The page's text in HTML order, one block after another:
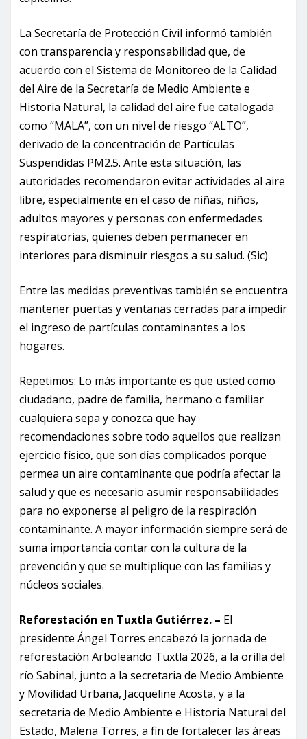
La Secretaría de Protección Civil informó también
con transparencia y responsabilidad que, de
acuerdo con el Sistema de Monitoreo de la Calidad
del Aire de la Secretaría de Medio Ambiente e
Historia Natural, la calidad del aire fue catalogada
como “MALA”, con un nivel de riesgo “ALTO”,
derivado de la concentración de Partículas
Suspendidas PM2.5. Ante esta situación, las
autoridades recomendaron evitar actividades al aire
libre, especialmente en el caso de niñas, niños,
adultos mayores y personas con enfermedades
respiratorias, quienes deben permanecer en
interiores para disminuir riesgos a su salud. (Sic)
Entre las medidas preventivas también se encuentra
mantener puertas y ventanas cerradas para impedir
el ingreso de partículas contaminantes a los
hogares.
Repetimos: Lo más importante es que usted como
ciudadano, padre de familia, hermano o familiar
cualquiera sepa y conozca que hay
recomendaciones sobre todo aquellos que realizan
ejercicio físico, que son días complicados porque
permea un aire contaminante que podría afectar la
salud y que es necesario asumir responsabilidades
para no exponerse al peligro de la respiración
contaminante. A mayor información siempre será de
suma importancia contar con la cultura de la
prevención y que se multiplique con las familias y
núcleos sociales.
Reforestación en Tuxtla Gutiérrez. – El
presidente Ángel Torres encabezó la jornada de
reforestación Arboleando Tuxtla 2026, a la orilla del
río Sabinal, junto a la secretaria de Medio Ambiente
y Movilidad Urbana, Jacqueline Acosta, y a la
secretaria de Medio Ambiente e Historia Natural del
Estado, Malena Torres, a fin de fortalecer las áreas